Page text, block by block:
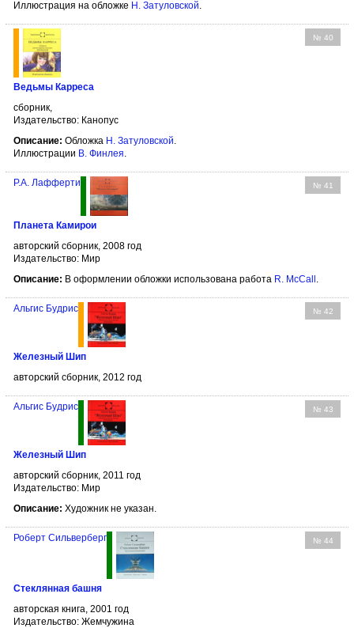
Иллюстрация на обложке Н. Затуловской
№ 40
Ведьмы Карреса
сборник,
Издательство: Канопус
Описание: Обложка Н. Затуловской.
Иллюстрации В. Финлея.
№ 41
Р.А. Лафферти
Планета Камирои
авторский сборник, 2008 год
Издательство: Мир
Описание: В оформлении обложки использована работа R. McCall .
№ 42
Альгис Будрис
Железный Шип
авторский сборник, 2012 год
№ 43
Альгис Будрис
Железный Шип
авторский сборник, 2011 год
Издательство: Мир
Описание: Художник не указан.
№ 44
Роберт Сильверберг
Стеклянная башня
авторская книга, 2001 год
Издательство: Жемчужина